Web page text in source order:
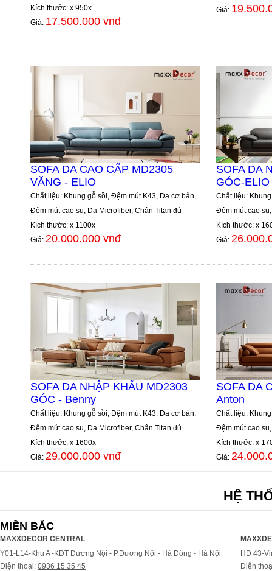
Kích thước: x 950x
Giá: 17.500.000 vnđ
Giá:
SOFA DA CAO CẤP MD2305
VĂNG - ELIO
Chất liệu: Khung gỗ sồi, Đệm mút K43, Da cơ bản,
Đệm mút cao su, Da Microfiber, Chân Titan đú
Kích thước: x 1100x
Giá: 20.000.000 vnđ
SOFA DA
GÓC-ELIO
Chất liệu:
Đệm mút cao
Kích thước: x
Giá:
SOFA DA NHẬP KHẨU MD2303
GÓC - Benny
Chất liệu: Khung gỗ sồi, Đệm mút K43, Da cơ bản,
Đệm mút cao su, Da Microfiber, Chân Titan đú
Kích thước: x 1600x
Giá: 29.000.000 vnđ
SOFA DA
Anton
Chất liệu:
Đệm mút cao
Kích thước: x
Giá:
HỆ
MIỀN BẮC
MAXXDECOR CENTRAL
Y01-L14-Khu A -KĐT Dương Nội - P.Dương Nội - Hà Đông - Hà Nội
Điện thoại: 0936 15 35 45
HD 43-
Điện